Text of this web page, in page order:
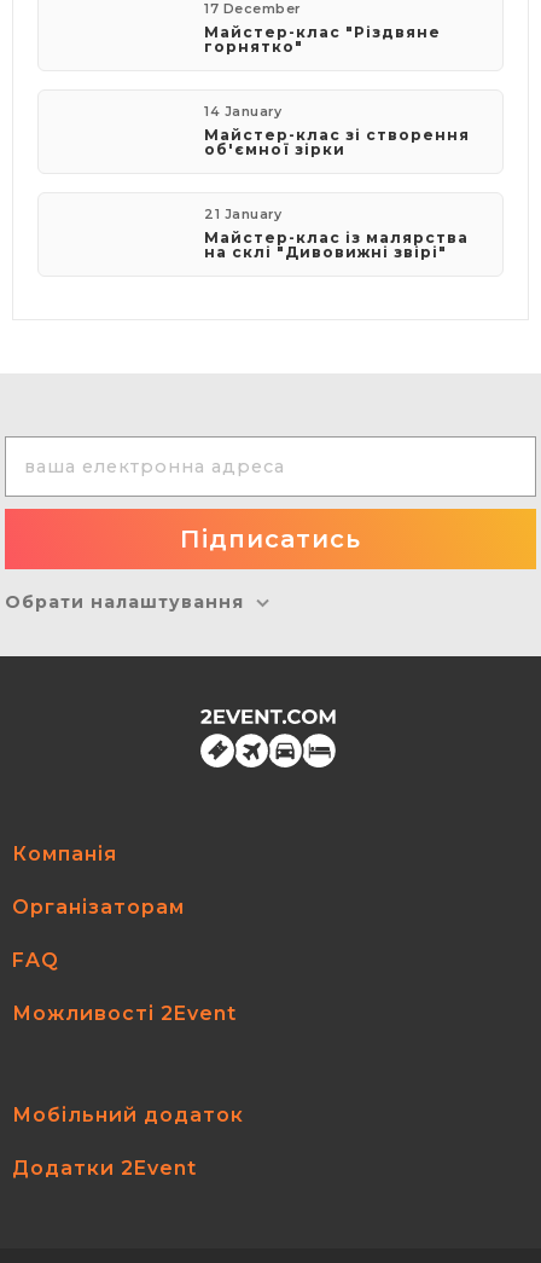
17 December
Майстер-клас "Різдвяне
горнятко"
14 January
Майстер-клас зі створення
об'ємної зірки
21 January
Майстер-клас із малярства
на склі "Дивовижні звірі"
Обрати налаштування
Компанія
Організаторам
FAQ
Можливості 2Event
Мобільний додаток
Додатки 2Event